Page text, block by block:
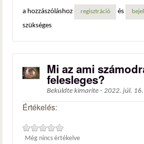
a hozzászóláshoz
regisztráció és
szükséges
Mi az ami
felesleges?
Beküldte kimarite - 2022. júl.
Értékelés:
Még nincs értékelve